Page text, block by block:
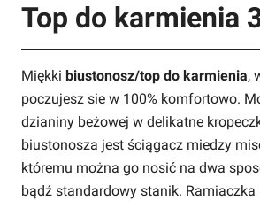
Top do karmienia
Miękki biustonosz/top do karmienia,
poczujesz sie w 100% komfortowo.
dzianiny beżowej w delikatne
biustonosza jest ściągacz miedzy
któremu można go nosić na dwa
bądź standardowy stanik. Ramiaczka